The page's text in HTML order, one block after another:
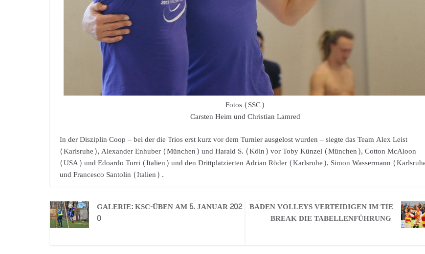
Fotos (SSC)
Carsten Heim und Christian Lamred
In der Disziplin Coop – bei der die Trios erst kurz vor dem Turnier ausgelost wurden – siegte das Team Alex Leist
(Karlsruhe), Alexander Enhuber (München) und Harald S. (Köln) vor Toby Künzel (München), Cotton McAloon
(USA) und Edoardo Turri (Italien) und den Drittplatzierten Adrian Röder (Karlsruhe), Simon Wassermann
und Francesco Santolin (Italien) .
GALERIE: KSC-ÜBEN AM 5. JANUAR 202
0
BADEN VOLLEYS VERTEIDIGEN IM TIE
BREAK DIE TABELLENFÜHRUNG ­